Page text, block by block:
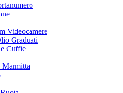
Videocamere
Graduati
Cuffie
Marmitta